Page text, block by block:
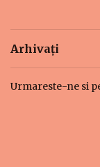
Arhivați
Urmareste-ne si